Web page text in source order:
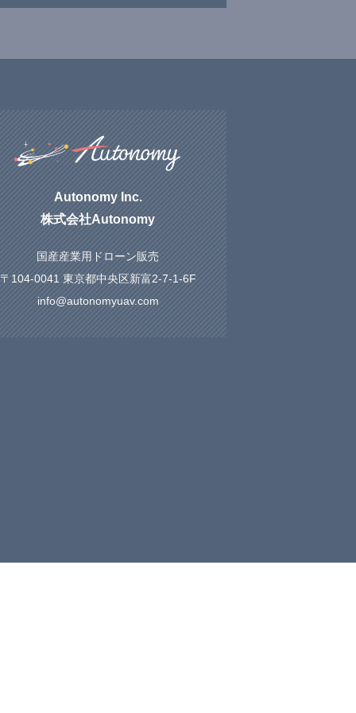
Autonomy Inc.
株式会社Autonomy
国産産業用ドローン販売
〒104-0041 東京都中央区新富2-7-1-6F
info@autonomyuav.com